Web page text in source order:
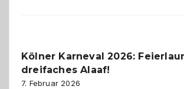
Kölner Karneval 2026:
dreifaches Alaaf!
7. Februar 2026